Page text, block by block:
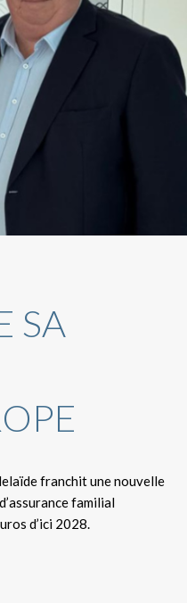
SA
franchit une nouvelle
familial
d’ici 2028.